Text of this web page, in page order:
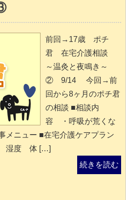
前回→17歳 ポチ
君 在宅介護相談
～温灸と夜鳴き～
② 9/14 今回→前
回から8ヶ月のポチ君
の相談 ■相談内
容 ・呼吸が荒くな
ュー ■在宅介護ケアプラン
湿度 体 […]
続きを読む